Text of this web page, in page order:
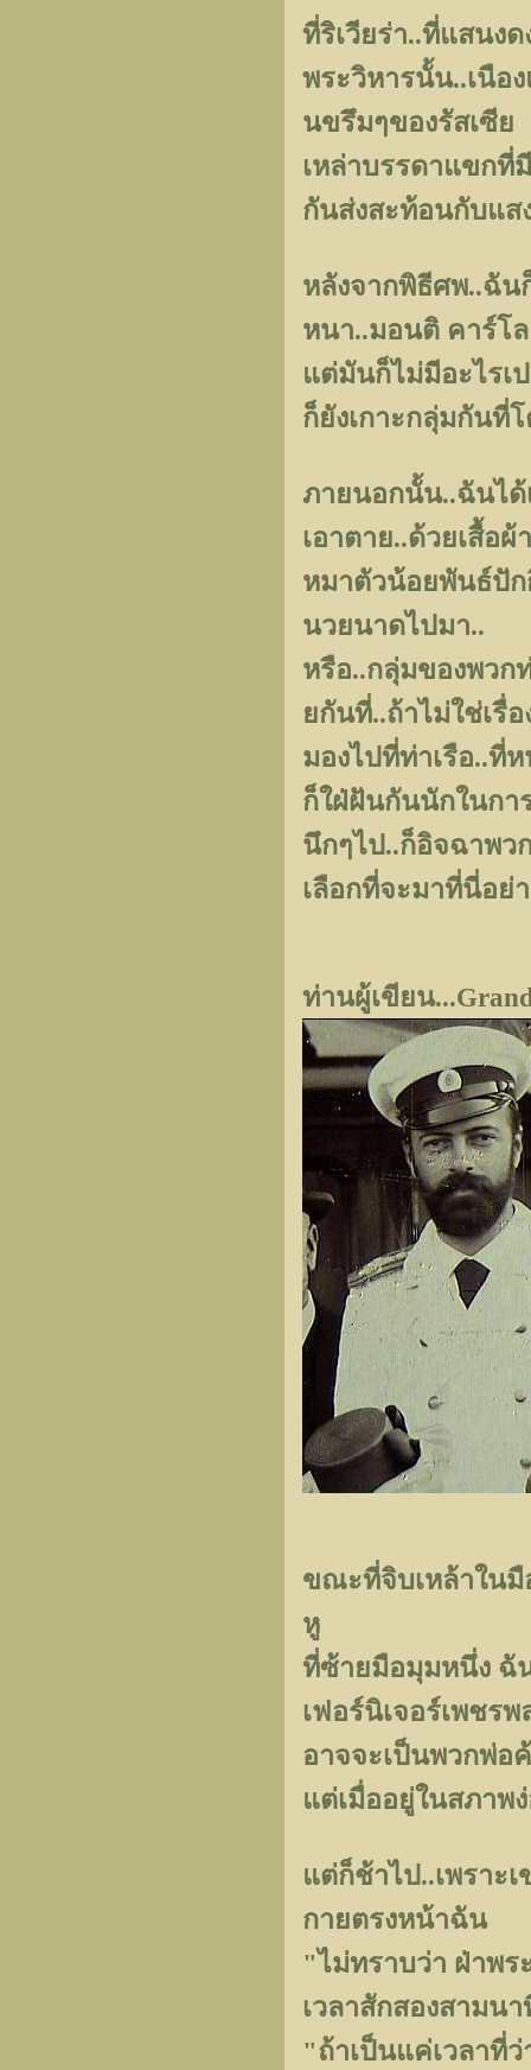
ที่ริเวียร่า..ที่แสนง
พระวิหารนั้น..เนือ
นขรึมๆของรัสเซีย
เหล่าบรรดาแขกที่
กันส่งสะท้อนกับแส
หลังจากพิธีศพ..ฉั
หนา..มอนติ คาร์โ
แต่มันก็ไม่มีอะไรเ
ก็ยังเกาะกลุ่มกันที่
ภายนอกนั้น..ฉันได้
เอาตาย..ด้วยเสื้อ
หมาตัวน้อยพันธ์ปัก
นวยนาดไปมา..
หรือ..กลุ่มของพวก
ยกันที่..ถ้าไม่ใช่เรื่
มองไปที่ท่าเรือ..ที่
ก็ใฝ่ฝันกันนักในกา
นึกๆไป..ก็อิจฉาพว
เลือกที่จะมาที่นี่อย่
ท่านผู้เขียน
ขณะที่จิบเหล้าในมื
หู
ที่ซ้ายมือมุมหนึ่ง ฉั
เฟอร์นิเจอร์เพชร
อาจจะเป็นพวกพ่อ
แต่เมื่ออยู่ในสภาพ
แต่ก็ช้าไป..เพราะ
กายตรงหน้าฉัน
"ไม่ทราบว่า ฝ่าพร
เวลาสักสองสามน
"ถ้าเป็นแค่เวลาที่